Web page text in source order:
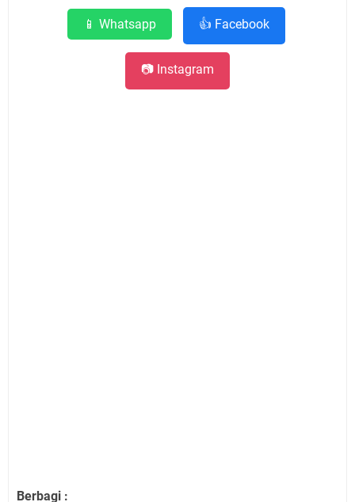
📱 Whatsapp 👍 Facebook
📷 Instagram
Berbagi :